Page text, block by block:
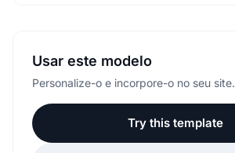
Usar este modelo
Personalize-o e incorpore-o no seu site.
Try this template